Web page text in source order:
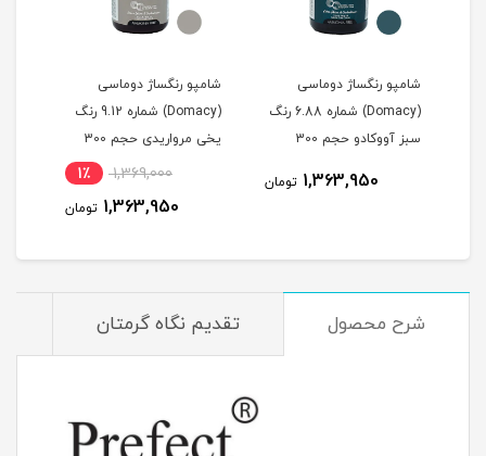
شامپو رنگساژ دوماسی
(Domacy) شماره 6.88 رنگ
سبز آووکادو حجم 300
1,363,950 تومان
شامپو رنگساژ دوماسی
(Domacy) شماره 9.12 رنگ
یخی مرواریدی حجم 300
میلی لیتر1,369,000 1٪
1,363,950 تومان
شرح محصول تقدیم نگاه گرمتان